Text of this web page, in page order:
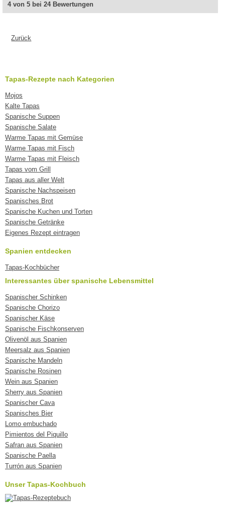
4 von 5 bei 24 Bewertungen
Zurück
Tapas-Rezepte nach Kategorien
Mojos
Kalte Tapas
Spanische Suppen
Spanische Salate
Warme Tapas mit Gemüse
Warme Tapas mit Fisch
Warme Tapas mit Fleisch
Tapas vom Grill
Tapas aus aller Welt
Spanische Nachspeisen
Spanisches Brot
Spanische Kuchen und Torten
Spanische Getränke
Eigenes Rezept eintragen
Spanien entdecken
Tapas-Kochbücher
Interessantes über spanische Lebensmittel
Spanischer Schinken
Spanische Chorizo
Spanischer Käse
Spanische Fischkonserven
Olivenöl aus Spanien
Meersalz aus Spanien
Spanische Mandeln
Spanische Rosinen
Wein aus Spanien
Sherry aus Spanien
Spanischer Cava
Spanisches Bier
Lomo embuchado
Pimientos del Piquillo
Safran aus Spanien
Spanische Paella
Turrón aus Spanien
Unser Tapas-Kochbuch